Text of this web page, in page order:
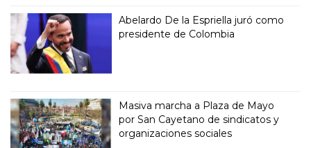
Abelardo De la Espriella juró como
presidente de Colombia
Masiva marcha a Plaza de Mayo
por San Cayetano de sindicatos y
organizaciones sociales